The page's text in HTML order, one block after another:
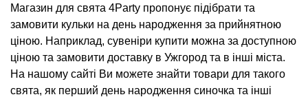
Магазин для свята 4Party пропонує підібрати та
замовити кульки на день народження за прийнятною
ціною. Наприклад, сувеніри купити можна за доступною
ціною та замовити доставку в Ужгород та в інші міста.
На нашому сайті Ви можете знайти товари для такого
свята, як перший день народження синочка та інші